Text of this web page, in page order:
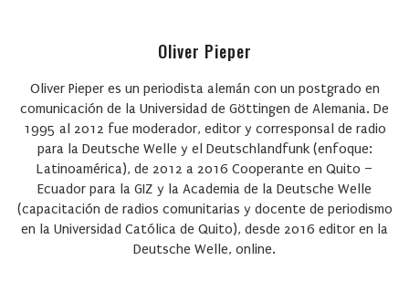
Oliver Pieper
Oliver Pieper es un periodista alemán con un postgrado en
comunicación de la Universidad de Göttingen de Alemania. De
1995 al 2012 fue moderador, editor y corresponsal de radio
para la Deutsche Welle y el Deutschlandfunk (enfoque:
Latinoamérica), de 2012 a 2016 Cooperante en Quito –
Ecuador para la GIZ y la Academia de la Deutsche Welle
(capacitación de radios comunitarias y docente de periodismo
en la Universidad Católica de Quito), desde 2016 editor en la
Deutsche Welle, online.